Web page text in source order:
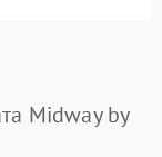
Midway by